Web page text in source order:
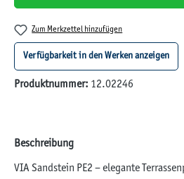
Zum Merkzettel hinzufügen
Verfügbarkeit in den Werken anzeigen
Produktnummer: 12.02246
Beschreibung
VIA Sandstein PE2 – elegante